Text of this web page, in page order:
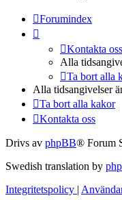
Forumindex
Kontakta oss
Alla
Ta bort alla
Alla tidsangivelser
Ta bort alla kakor
Kontakta oss
Drivs av phpBB® Forum
Swedish translation by
Integritetspolicy |